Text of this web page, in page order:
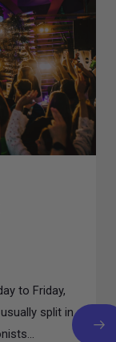
to Friday,
split in